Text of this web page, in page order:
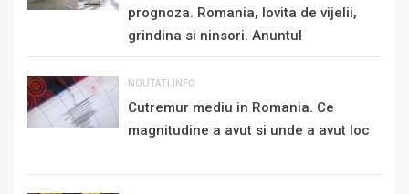
prognoza. Romania, lovita de vijelii,
grindina si ninsori. Anuntul
momentului de...
NOUTATI.INFO
Cutremur mediu in Romania. Ce
magnitudine a avut si unde a avut loc